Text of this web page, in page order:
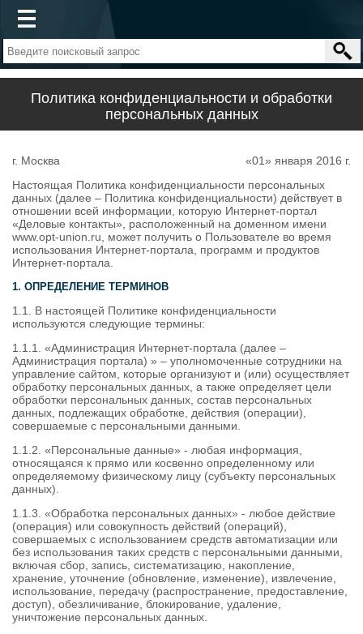
Политика конфиденциальности и обработки
персональных данных
г. Москва
«01» января 2016 г.
Настоящая Политика конфиденциальности персональных
данных (далее – Политика конфиденциальности) действует в
отношении всей информации, которую Интернет-портал
«Деловые контакты», расположенный на доменном имени
www.opt-union.ru, может получить о Пользователе во время
использования Интернет-портала, программ и продуктов
Интернет-портала.
1. ОПРЕДЕЛЕНИЕ ТЕРМИНОВ
1.1. В настоящей Политике конфиденциальности
используются следующие термины:
1.1.1. «Администрация Интернет-портала (далее –
Администрация портала) » – уполномоченные сотрудники на
управление сайтом, которые организуют и (или) осуществляет
обработку персональных данных, а также определяет цели
обработки персональных данных, состав персональных
данных, подлежащих обработке, действия (операции),
совершаемые с персональными данными.
1.1.2. «Персональные данные» - любая информация,
относящаяся к прямо или косвенно определенному или
определяемому физическому лицу (субъекту персональных
данных).
1.1.3. «Обработка персональных данных» - любое действие
(операция) или совокупность действий (операций),
совершаемых с использованием средств автоматизации или
без использования таких средств с персональными данными,
включая сбор, запись, систематизацию, накопление,
хранение, уточнение (обновление, изменение), извлечение,
использование, передачу (распространение, предоставление,
доступ), обезличивание, блокирование, удаление,
уничтожение персональных данных.